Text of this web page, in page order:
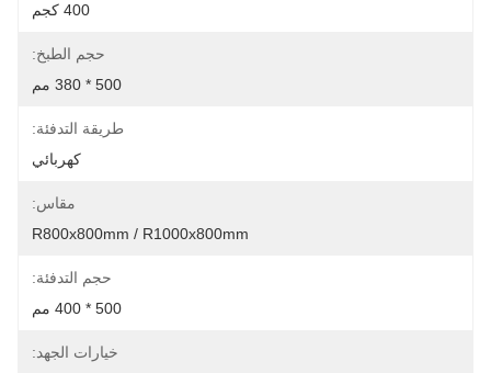
400 كجم
حجم الطبخ:
500 * 380 مم
طريقة التدفئة:
كهربائي
مقاس:
R800x800mm / R1000x800mm
حجم التدفئة:
500 * 400 مم
خيارات الجهد: